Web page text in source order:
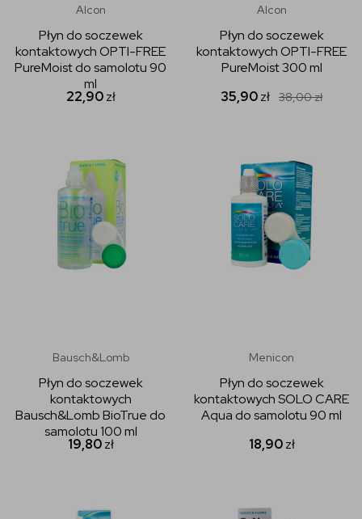
Alcon
Płyn do soczewek
kontaktowych OPTI-FREE
PureMoist do samolotu 90
ml
22,90zł
Alcon
Płyn do soczewek
kontaktowych OPTI-FREE
PureMoist 300 ml
35,90zł 38,00zł
Bausch&Lomb
Płyn do soczewek
kontaktowych
Bausch&Lomb BioTrue do
samolotu 100 ml
19,80zł
Menicon
Płyn do soczewek
kontaktowych SOLO CARE
Aqua do samolotu 90 ml
18,90zł